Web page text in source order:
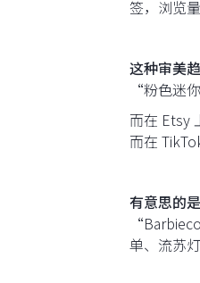
签，浏览
这种审美
“粉色迷
而在 Etsy
而在
有意思的
单、流苏